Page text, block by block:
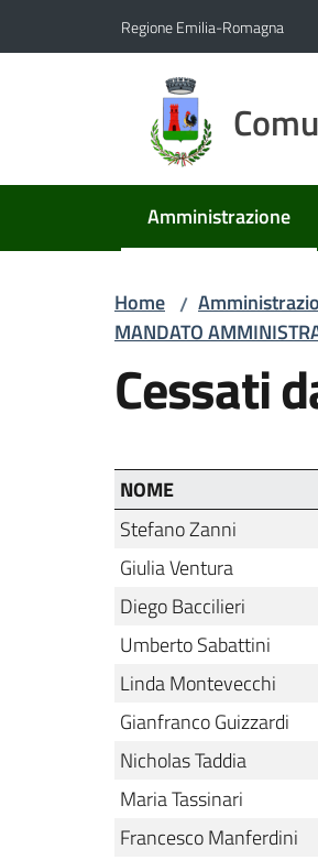
Regione Emilia-Romagna
Amministrazione
Menu selezionato
Home /
MANDATO
Cessati
NOME
Stefano Zanni
Giulia Ventura
Diego Baccilieri
Umberto Sabattini
Linda Montevecchi
Gianfranco Guizzardi
Nicholas Taddia
Maria Tassinari
Francesco Manferdini